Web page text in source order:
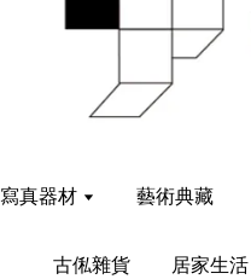
寫真器材 藝術典藏
古俬雜貨 居家生活